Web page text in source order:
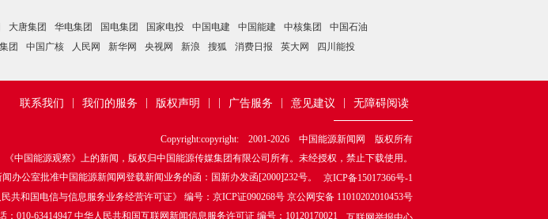
大唐集团 华电集团 国电集团 国家电投 中国电建 中国能建 中核集团
中国石油
团 中国广核 人民网 新华网 央视网 新浪 搜狐 消费日报 英大网 四川能投
无障碍阅读
意见建议
广告服务
版权声明
我们的服务
联系我们
Copyright:copyright: 2001-2026 中国能源新闻网 版权所有
中国能源观察》上的新闻，版权归中国能源传媒集团有限公司所有。未经授权，禁止下载使用。
闻办公室批准中国能源新闻网登载新闻业务的函：国新办发函[2000]232号。
京ICP备15017366号-1
民共和国电信与信息服务业务经营许可证》 编号：京ICP证090268号 京公网安备 11010202010453号
：010-63414947 中华人民共和国互联网新闻信息服务许可证 编号：10120170021